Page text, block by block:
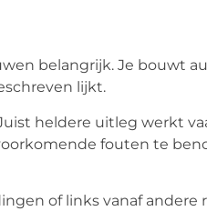
belangrijk. Je bouwt
lijkt.
heldere uitleg werkt
fouten te
of links vanaf andere